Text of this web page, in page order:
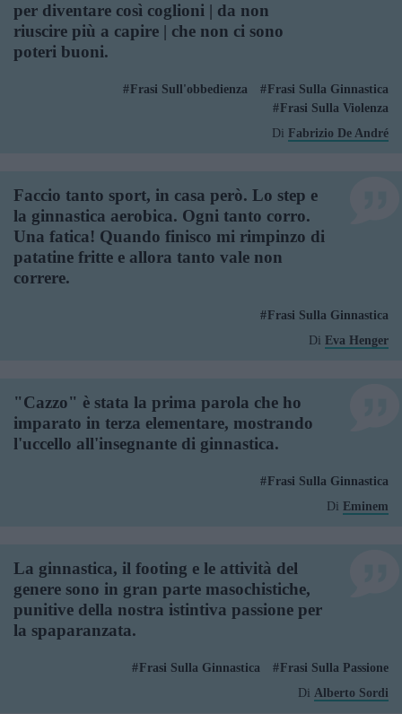
per diventare così coglioni | da non
riuscire più a capire | che non ci sono
poteri buoni.
Frasi Sull'obbedienza
Frasi Sulla Ginnastica
Frasi Sulla Violenza
Di Fabrizio De André
Faccio tanto sport, in casa però. Lo step e
la ginnastica aerobica. Ogni tanto corro.
Una fatica! Quando finisco mi rimpinzo di
patatine fritte e allora tanto vale non
correre.
Frasi Sulla Ginnastica
Di Eva Henger
"Cazzo" è stata la prima parola che ho
imparato in terza elementare, mostrando
l'uccello all'insegnante di ginnastica.
Frasi Sulla Ginnastica
Di Eminem
La ginnastica, il footing e le attività del
genere sono in gran parte masochistiche,
punitive della nostra istintiva passione per
la spaparanzata.
Frasi Sulla Ginnastica
Frasi Sulla Passione
Di Alberto Sordi